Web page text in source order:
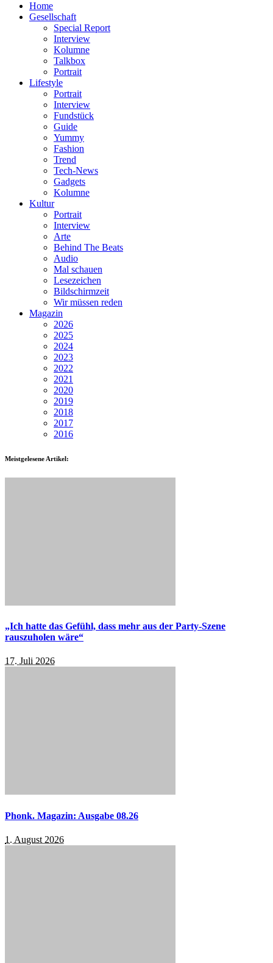
Home
Gesellschaft
Special Report
Interview
Kolumne
Talkbox
Portrait
Lifestyle
Portrait
Interview
Fundstück
Guide
Yummy
Fashion
Trend
Tech-News
Gadgets
Kolumne
Kultur
Portrait
Interview
Arte
Behind The Beats
Audio
Mal schauen
Lesezeichen
Bildschirmzeit
Wir müssen reden
Magazin
2026
2025
2024
2023
2022
2021
2020
2019
2018
2017
2016
Meistgelesene Artikel:
„Ich hatte das Gefühl, dass mehr aus der Party-Szene
rauszuholen wäre“
17. Juli 2026
Phonk. Magazin: Ausgabe 08.26
1. August 2026